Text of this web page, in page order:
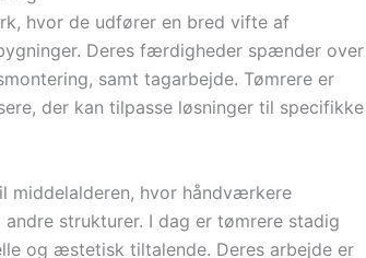
hvor de udfører en bred vifte af
Deres færdigheder spænder over
samt tagarbejde. Tømrere er
der kan tilpasse løsninger til specifikke
middelalderen, hvor håndværkere
strukturer. I dag er tømrere stadig
og æstetisk tiltalende. Deres arbejde er